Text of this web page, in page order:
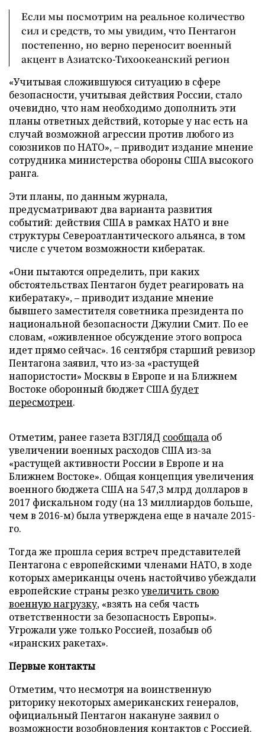
Если мы посмотрим на реальное количество
сил и средств, то мы увидим, что Пентагон
постепенно, но верно переносит военный
акцент в Азиатско-Тихоокеанский регион
«Учитывая сложившуюся ситуацию в сфере
безопасности, учитывая действия России, стало
очевидно, что нам необходимо дополнить эти
планы ответных действий, которые у нас есть на
случай возможной агрессии против любого из
союзников по НАТО», – приводит издание мнение
сотрудника министерства обороны США высокого
ранга.
Эти планы, по данным журнала,
предусматривают два варианта развития
событий: действия США в рамках НАТО и вне
структуры Североатлантического альянса, в том
числе с учетом возможности кибератак.
«Они пытаются определить, при каких
обстоятельствах Пентагон будет реагировать на
кибератаку», – приводит издание мнение
бывшего заместителя советника президента по
национальной безопасности Джулии Смит. По ее
словам, «оживленное обсуждение этого вопроса
идет прямо сейчас». 16 сентября старший ревизор
Пентагона заявил, что из-за «растущей
напористости» Москвы в Европе и на Ближнем
Востоке оборонный бюджет СШАбудет
пересмотрен.
Отметим, ранее газета ВЗГЛЯД сообщала об
увеличении военных расходов США из-за
«растущей активности России в Европе и на
Ближнем Востоке». Общая концепция увеличения
военного бюджета США на 547,3 млрд долларов в
2017 фискальном году (на 13 миллиардов больше,
чем в 2016-м) была утверждена еще в начале 2015-
го.
Тогда же прошла серия встреч представителей
Пентагона с европейскими членами НАТО, в ходе
которых американцы очень настойчиво убеждали
европейские страны резкоувеличить свою
военную нагрузку, «взять на себя часть
ответственности за безопасность Европы».
Угрожали уже только Россией, позабыв об
«иранских ракетах».
Первые контакты
Отметим, что несмотря на воинственную
риторику некоторых американских генералов,
официальный Пентагон накануне заявил о
возможности возобновления контактов с Россией.